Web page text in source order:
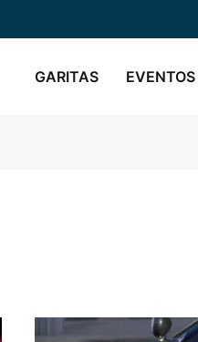
GARITAS EVENTOS